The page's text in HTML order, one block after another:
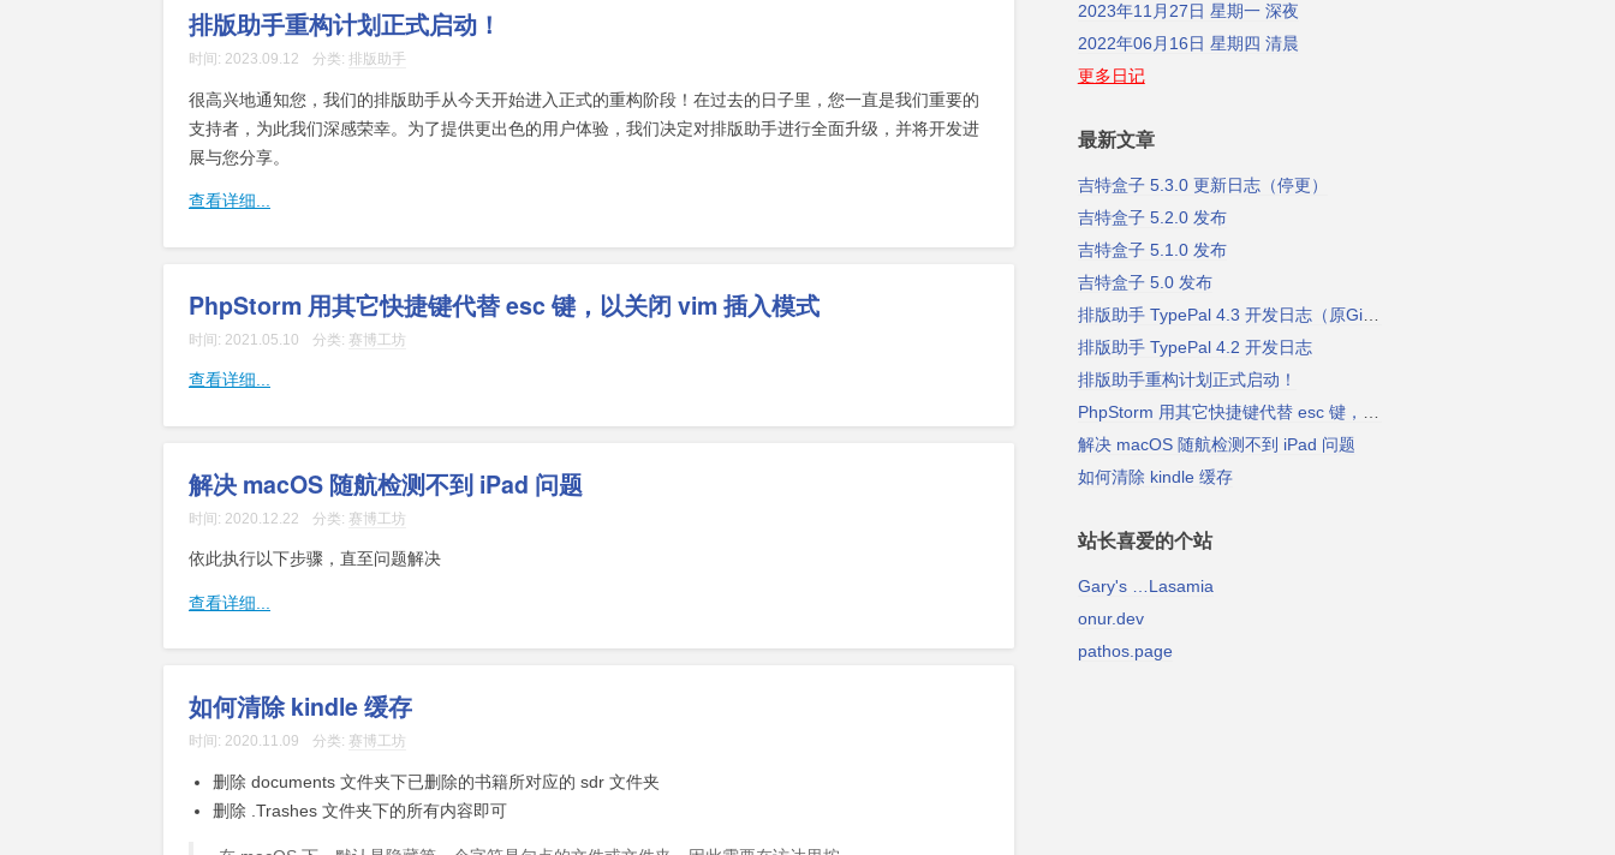
排版助手重构计划正式启动！
时间: 2023.09.12 分类: 排版助手
很高兴地通知您，我们的排版助手从今天开始进入正式的重构阶段！在过去的日子里，您一直是我们重要的
支持者，为此我们深感荣幸。为了提供更出色的用户体验，我们决定对排版助手进行全面升级，并将开发进
展与您分享。
查看详细...
PhpStorm 用其它快捷键代替 esc 键，以关闭 vim 插入模式
时间: 2021.05.10 分类: 赛博工坊
查看详细...
解决 macOS 随航检测不到 iPad 问题
时间: 2020.12.22 分类: 赛博工坊
依此执行以下步骤，直至问题解决
查看详细...
如何清除 kindle 缓存
时间: 2020.11.09 分类: 赛博工坊
删除 documents 文件夹下已删除的书籍所对应的 sdr 文件夹
删除 .Trashes 文件夹下的所有内容即可
2023年11月27日 星期一 深夜
2022年06月16日 星期四 清晨
更多日记
最新文章
吉特盒子 5.3.0 更新日志（停更）
吉特盒子 5.2.0 发布
吉特盒子 5.1.0 发布
吉特盒子 5.0 发布
排版助手 TypePal 4.3 开发日志（原Gidot Typesetter）
排版助手 TypePal 4.2 开发日志
排版助手重构计划正式启动！
解决 macOS 随航检测不到 iPad 问题
如何清除 kindle 缓存
站长喜爱的个站
Gary's …Lasamia
onur.dev
pathos.page